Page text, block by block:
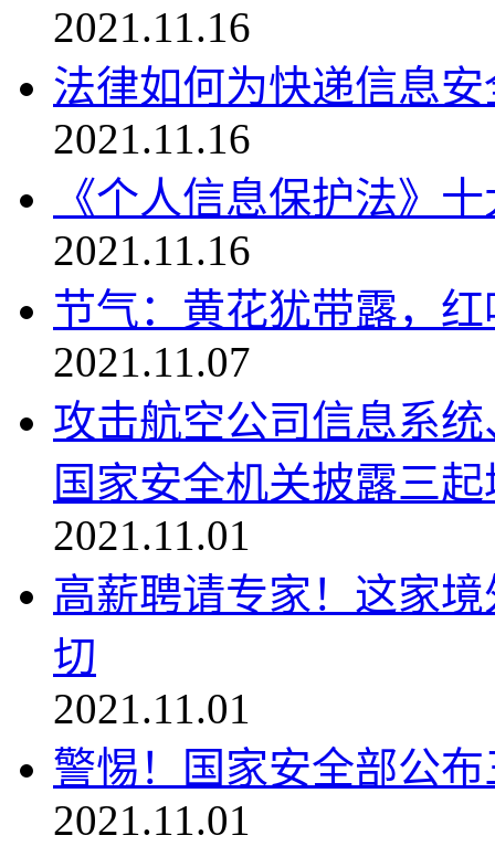
2021.11.16
法律如何为快递信息
2021.11.16
《个人信息保护法》
2021.11.16
节气：黄花犹带露，
2021.11.07
攻击航空公司信息系
国家安全机关披露三
2021.11.01
高薪聘请专家！这家
切
2021.11.01
警惕！国家安全部公
2021.11.01